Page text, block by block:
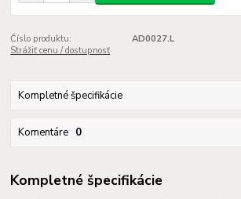
Číslo produktu:
AD0027.L
Strážiť cenu / dostupnosť
Kompletné špecifikácie
Komentáre 0
Kompletné špecifikácie